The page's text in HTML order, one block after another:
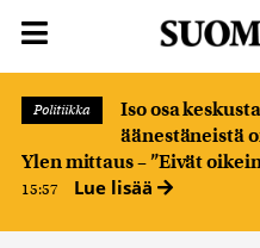
Politiikka
Iso osa
äänestäneistä
Ylen mittaus – ”Eivät
15:57
Lue lisää